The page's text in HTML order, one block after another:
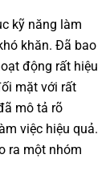
kỹ năng làm
khăn. Đã bao
động rất hiệu
mặt với rất
mô tả rõ
việc hiệu quả.
ra một nhóm